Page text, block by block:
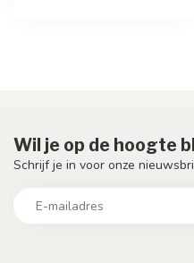
Wil je op de hoogte
Schrijf je in voor onze